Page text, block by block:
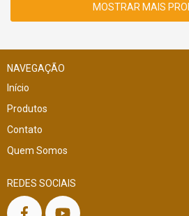
MOSTRAR MAIS
NAVEGAÇÃO
Início
Produtos
Contato
Quem Somos
REDES SOCIAIS